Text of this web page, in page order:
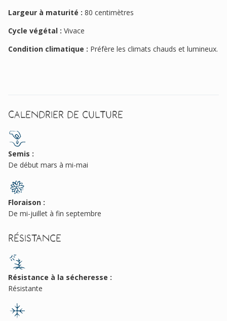
Largeur à maturité : 80 centimètres
Cycle végétal : Vivace
Condition climatique : Préfère les climats chauds et lumineux.
Calendrier de culture
Semis :
De début mars à mi-mai
Floraison :
De mi-juillet à fin septembre
Résistance
Résistance à la sécheresse :
Résistante